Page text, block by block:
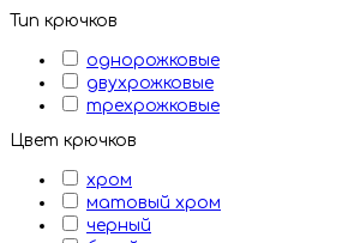
Тип крючков
однорожковые
двухрожковые
трехрожковые
Цвет крючков
хром
матовый хром
черный